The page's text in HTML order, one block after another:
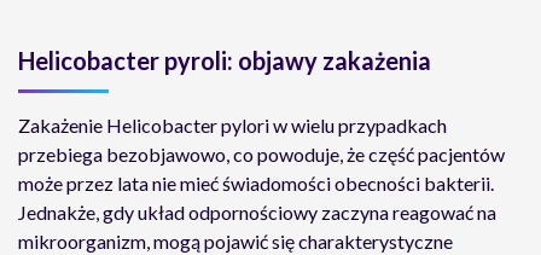
Helicobacter pyroli: objawy zakażenia
Zakażenie Helicobacter pylori w wielu przypadkach
przebiega bezobjawowo, co powoduje, że część pacjentów
może przez lata nie mieć świadomości obecności bakterii.
Jednakże, gdy układ odpornościowy zaczyna reagować na
mikroorganizm, mogą pojawić się charakterystyczne